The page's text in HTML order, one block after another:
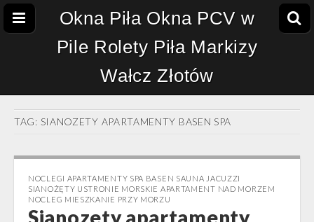
Okna Piła Okna PCV w
Pile Rolety Piła Markizy
Wałcz Złotów
TAG: SIANOZETY APARTAMENTY BASEN SPA
NOCLEGI APARTAMENTY SPA BASEN SAUNA JACUZZI
SIANOŻĘTY USTRONIE MORSKIE APARTAMENT NAD MORZEM
NOCLEG MIESZKANIE PRZY MORZU
Sianozety apartamenty